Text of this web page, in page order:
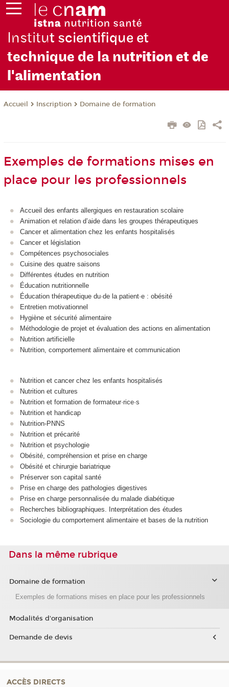
Institut scientifique et
technique de la nutrition et de
l'alimentation
Accueil Inscription Domaine de formation
Exemples de formations mises en
place pour les professionnels
Accueil des enfants allergiques en restauration scolaire
Animation et relation d’aide dans les groupes thérapeutiques
Cancer et alimentation chez les enfants hospitalisés
Cancer et législation
Compétences psychosociales
Cuisine des quatre saisons
Différentes études en nutrition
Éducation nutritionnelle
Éducation thérapeutique du·de la patient·e : obésité
Entretien motivationnel
Hygiène et sécurité alimentaire
Méthodologie de projet et évaluation des actions en alimentation
Nutrition artificielle
Nutrition, comportement alimentaire et communication
Nutrition et cancer chez les enfants hospitalisés
Nutrition et cultures
Nutrition et formation de formateur·rice·s
Nutrition et handicap
Nutrition-PNNS
Nutrition et précarité
Nutrition et psychologie
Obésité, compréhension et prise en charge
Obésité et chirurgie bariatrique
Préserver son capital santé
Prise en charge des pathologies digestives
Prise en charge personnalisée du malade diabétique
Recherches bibliographiques. Interprétation des études
Sociologie du comportement alimentaire et bases de la nutrition
Dans la même rubrique
Domaine de formation
Exemples de formations mises en place pour les professionnels
Modalités d'organisation
Demande de devis
ACCÈS DIRECTS